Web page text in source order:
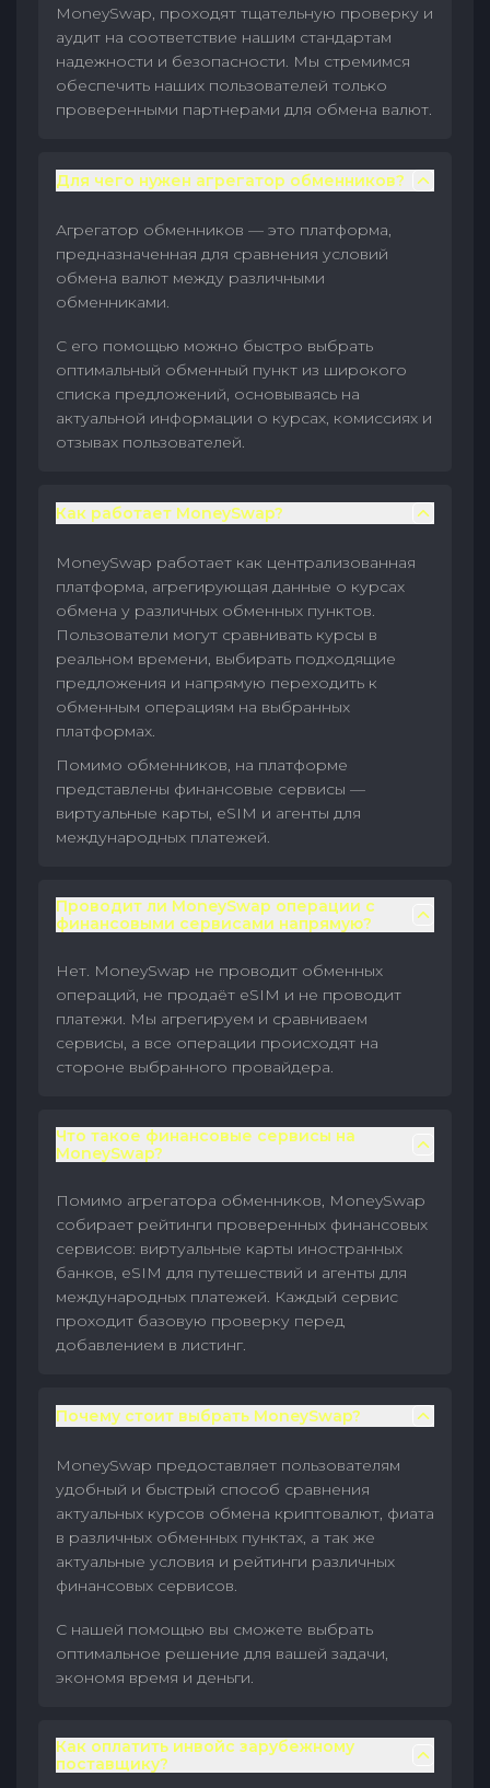
MoneySwap, проходят тщательную проверку и
аудит на соответствие нашим стандартам
надежности и безопасности. Мы стремимся
обеспечить наших пользователей только
проверенными партнерами для обмена валют.
Для чего нужен агрегатор обменников?
Агрегатор обменников — это платформа,
предназначенная для сравнения условий
обмена валют между различными
обменниками.
С его помощью можно быстро выбрать
оптимальный обменный пункт из широкого
списка предложений, основываясь на
актуальной информации о курсах, комиссиях и
отзывах пользователей.
Как работает MoneySwap?
MoneySwap работает как централизованная
платформа, агрегирующая данные о курсах
обмена у различных обменных пунктов.
Пользователи могут сравнивать курсы в
реальном времени, выбирать подходящие
предложения и напрямую переходить к
обменным операциям на выбранных
платформах.
Помимо обменников, на платформе
представлены финансовые сервисы —
виртуальные карты, eSIM и агенты для
международных платежей.
Проводит ли MoneySwap операции с
финансовыми сервисами напрямую?
Нет. MoneySwap не проводит обменных
операций, не продаёт eSIM и не проводит
платежи. Мы агрегируем и сравниваем
сервисы, а все операции происходят на
стороне выбранного провайдера.
Что такое финансовые сервисы на
MoneySwap?
Помимо агрегатора обменников, MoneySwap
собирает рейтинги проверенных финансовых
сервисов: виртуальные карты иностранных
банков, eSIM для путешествий и агенты для
международных платежей. Каждый сервис
проходит базовую проверку перед
добавлением в листинг.
Почему стоит выбрать MoneySwap?
MoneySwap предоставляет пользователям
удобный и быстрый способ сравнения
актуальных курсов обмена криптовалют, фиата
в различных обменных пунктах, а так же
актуальные условия и рейтинги различных
финансовых сервисов.
С нашей помощью вы сможете выбрать
оптимальное решение для вашей задачи,
экономя время и деньги.
Как оплатить инвойс зарубежному
поставщику?